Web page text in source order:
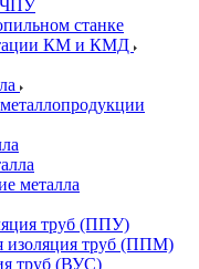
ЧПУ
станке
КМ и КМД
металла
труб (ППУ)
изоляция труб (ППМ)
труб (ВУС)